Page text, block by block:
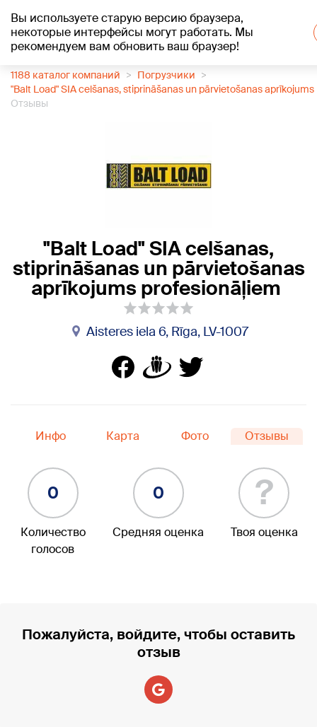
Вы используете старую версию браузера,
некоторые интерфейсы могут работать. Мы
рекомендуем вам обновить ваш браузер!
+26°C
1188 каталог компаний
Погрузчики
"Balt Load" SIA celšanas, stiprināšanas un pārvietošanas
Отзывы
"Balt Load" SIA celšanas,
stiprināšanas un pārvietošanas
aprīkojums profesionāļiem
Aisteres iela 6, Rīga, LV-1007
Инфо Карта Фото Отзывы
0
Количество
голосов
0
Средняя оценка
?
Твоя оценка
Пожалуйста, войдите, чтобы оставить
отзыв